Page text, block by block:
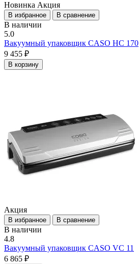
Новинка Акция
В избранное В сравнение
В наличии
5.0
Вакуумный упаковщик CASO HC 170
9 455 ₽
В корзину
Акция
В избранное В сравнение
В наличии
4.8
Вакуумный упаковщик CASO VC 11
6 865 ₽